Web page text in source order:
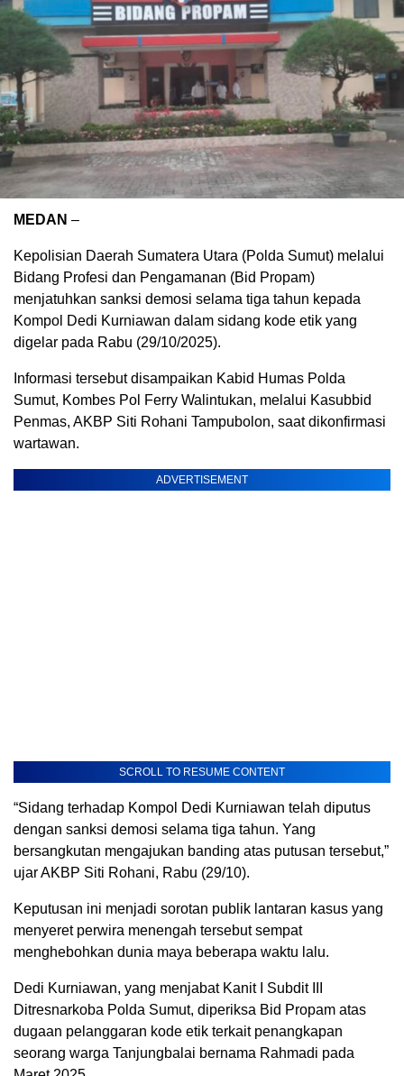
MEDAN –
Kepolisian Daerah Sumatera Utara (Polda Sumut) melalui
Bidang Profesi dan Pengamanan (Bid Propam)
menjatuhkan sanksi demosi selama tiga tahun kepada
Kompol Dedi Kurniawan dalam sidang kode etik yang
digelar pada Rabu (29/10/2025).
Informasi tersebut disampaikan Kabid Humas Polda
Sumut, Kombes Pol Ferry Walintukan, melalui Kasubbid
Penmas, AKBP Siti Rohani Tampubolon, saat dikonfirmasi
wartawan.
ADVERTISEMENT
SCROLL TO RESUME CONTENT
“Sidang terhadap Kompol Dedi Kurniawan telah diputus
dengan sanksi demosi selama tiga tahun. Yang
bersangkutan mengajukan banding atas putusan tersebut,”
ujar AKBP Siti Rohani, Rabu (29/10).
Keputusan ini menjadi sorotan publik lantaran kasus yang
menyeret perwira menengah tersebut sempat
menghebohkan dunia maya beberapa waktu lalu.
Dedi Kurniawan, yang menjabat Kanit I Subdit III
Ditresnarkoba Polda Sumut, diperiksa Bid Propam atas
dugaan pelanggaran kode etik terkait penangkapan
seorang warga Tanjungbalai bernama Rahmadi pada